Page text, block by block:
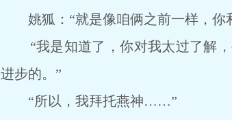
姚狐：“就是像咱俩之前一样，你
“我是知道了，你对我太过了解，
进步的。”
“所以，我拜托燕神……”